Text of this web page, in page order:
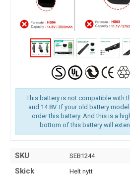
This battery is not compatible with
and 14.8V. If your old battery
order this battery. And this is a
bottom of this battery will
SKU SEB1244
Skick Helt nytt